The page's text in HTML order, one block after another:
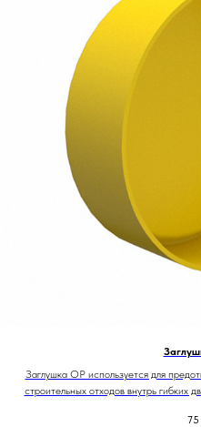
Заглушка OP используется для
строительных отходов внутрь гибких
75